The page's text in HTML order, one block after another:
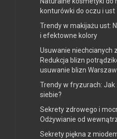
konturówki do oczu i ust
Trendy w makijażu ust:
i efektowne kolory
Usuwanie niechcianych
Redukcja blizn
usuwanie blizn
Trendy w fryzurach:
siebie?
Sekrety zdrowego i
Odżywianie od
Sekrety piękna z